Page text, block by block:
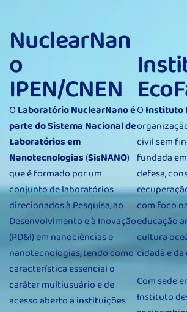
NuclearNan
o
IPEN/CNEN
OLaboratório NuclearNano é
parte do Sistema Nacional de
Laboratórios em
Nanotecnologias(SisNANO)
que é formado por um
conjunto de laboratórios
direcionados à Pesquisa, ao
Desenvolvimento e à Inovação
(PD&I) em nanociências e
nanotecnologias, tendo como
característica essencial o
caráter multiusuário e de
acesso aberto a instituições
OInstituto
civil sem
fundada
defesa,
com foco
educação
cultura
cidadã e
Com sede
Instituto